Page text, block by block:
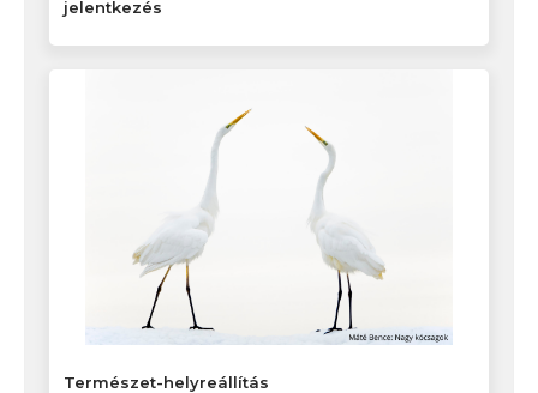
jelentkezés
Természet-helyreállítás